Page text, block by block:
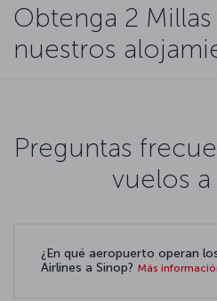
Obtenga 2
nuestros
Preguntas
vuelos
¿En qué aeropuerto operan
Airlines a Sinop? Más